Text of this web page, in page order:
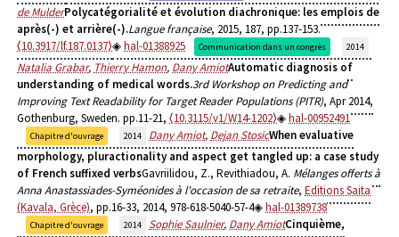
de MulderPolycatégorialité et évolution diachronique: les emplois de
après(-) et arrière(-).Langue française, 2015, 187, pp.137-153.
⟨10.3917/lf.187.0137⟩
hal-01388925 Communication dans un congrès 2014
Natalia Grabar, Thierry Hamon, Dany AmiotAutomatic diagnosis of
understanding of medical words.3rd Workshop on Predicting and
Improving Text Readability for Target Reader Populations (PITR), Apr 2014,
Gothenburg, Sweden. pp.11-21, ⟨10.3115/v1/W14-1202⟩ hal-00952491
Chapitre d'ouvrage 2014 Dany Amiot, Dejan StosicWhen evaluative
morphology, pluractionality and aspect get tangled up: a case study
of French suffixed verbsGavriilidou, Z., Revithiadou, A. Mélanges offerts à
Anna Anastassiades-Syméonides à l'occasion de sa retraite, Editions Saita
(Kavala, Grèce), pp.16-33, 2014, 978-618-5040-57-4 hal-01389738
Chapitre d'ouvrage 2014 Sophie Saulnier, Dany AmiotCinquième,